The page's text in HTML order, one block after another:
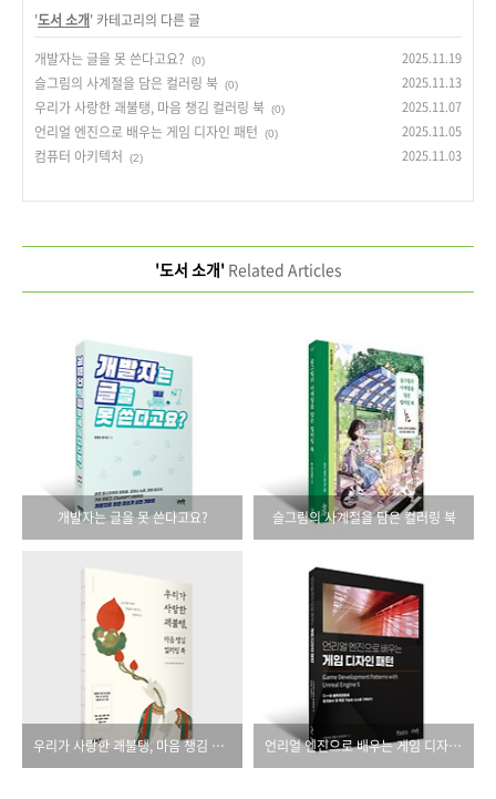
'도서 소개' 카테고리의 다른 글
개발자는 글을 못 쓴다고요?
(0) 2025.11.19
슬그림의 사계절을 담은 컬러링 북 (0) 2025.11.13
우리가 사랑한 괘불탱, 마음 챙김 컬러링 북 (0) 2025.11.07
언리얼 엔진으로 배우는 게임 디자인 패턴 (0) 2025.11.05
컴퓨터 아키텍처 (2) 2025.11.03
'도서 소개'Related Articles
개발자는 글을 못 쓴다고요? 슬그림의 사계절을 담은 컬러링 북
우리가 사랑한 괘불탱, 마음 챙김 컬러링 북 언리얼 엔진으로 배우는 게임 디자인 패턴